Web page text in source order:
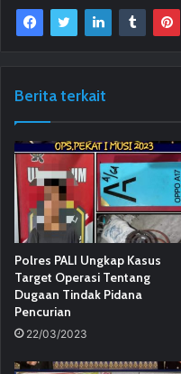
Berita terkait
Polres PALI Ungkap Kasus
Target Operasi Tentang
Dugaan Tindak Pidana
Pencurian
22/03/2023